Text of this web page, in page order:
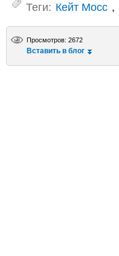
Теги: Кейт Мосс ,
Просмотров: 2672
Вставить в блог